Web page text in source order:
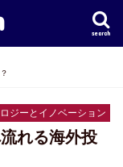
search
ジーとイノベーション
れる海外投